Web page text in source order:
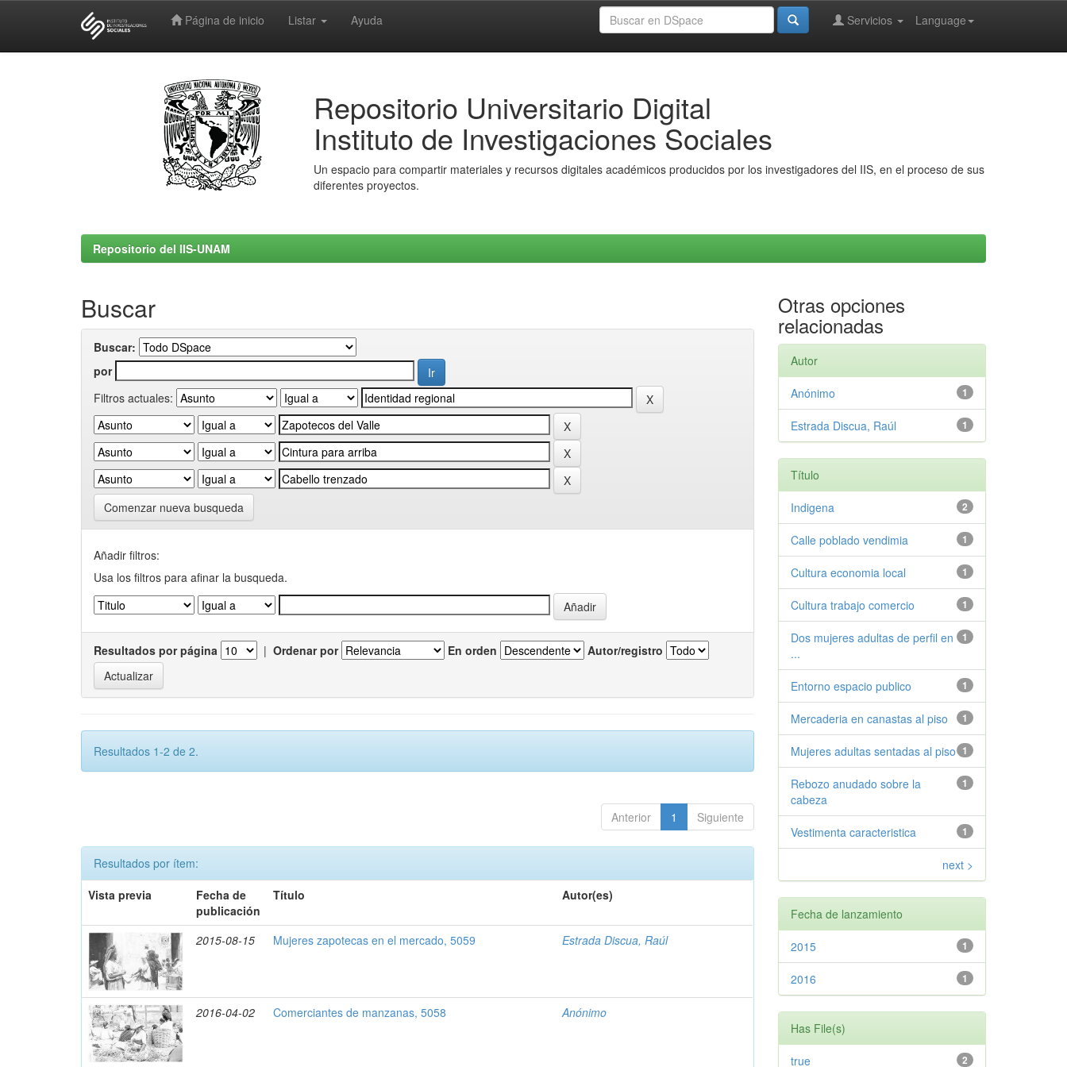
Página de inicio Listar Ayuda Language
Servicios
Repositorio Universitario Digital
Instituto de Investigaciones Sociales
Un espacio para compartir materiales y recursos digitales académicos producidos por los investigadores del IIS, en el proceso de sus
diferentes proyectos.
Repositorio del IIS-UNAM
Buscar
Buscar:
por
Filtros actuales:
Comenzar nueva busqueda
Añadir filtros:
Usa los filtros para afinar la busqueda.
Resultados por página | Ordenar por En orden Autor/registro
Resultados 1-2 de 2.
Anterior 1 Siguiente
Resultados por ítem:
Vista previa
Fecha de
publicación
Título Autor(es)
2015-08-15 Mujeres zapotecas en el mercado, 5059 Estrada Discua, Raúl
2016-04-02 Comerciantes de manzanas, 5058 Anónimo
Otras opciones
relacionadas
Autor
1
Anónimo
1
Estrada Discua, Raúl
Título
2
Indigena
1
Calle poblado vendimia
1
Cultura economia local
1
Cultura trabajo comercio
1
Dos mujeres adultas de perfil en
...
1
Entorno espacio publico
1
Mercaderia en canastas al piso
1
Mujeres adultas sentadas al piso
1
Rebozo anudado sobre la
cabeza
1
Vestimenta caracteristica
next >
Fecha de lanzamiento
1
2015
1
2016
Has File(s)
2
true